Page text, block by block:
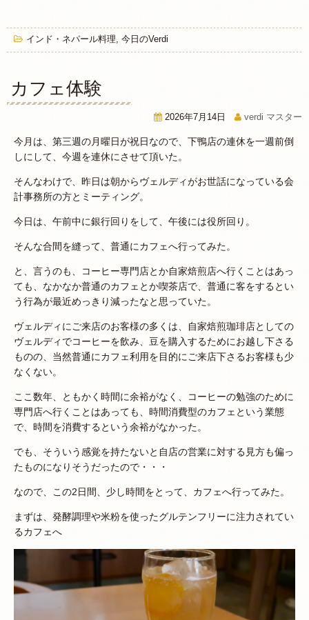
インド・ネパール料理, 今日のVerdi
カフェ体験
2026年7月14日 verdi マスター
今月は、第三週の月曜日が祝日なので、下鴨店の連休を一週前倒
しにして、今週を連休にさせて頂いた。
そんなわけで、昨日は朝からヴェルディがお世話になっている会
計事務所の方とミーティング。
今日は、午前中に銀行回りをして、午後には役所回り。
そんな合間を縫って、普通にカフェへ行ってみた。
と、言うのも、コーヒー専門店とか自家焙煎店へ行くことはあっ
ても、なかなか普通のカフェとか喫茶店で、普通に客をするとい
う行為が最近めっきり減ったなと思っていた。
ヴェルディにご来店のお客様の多くは、自家焙煎珈琲店としての
ヴェルディでコーヒーを飲み、豆を購入するためにお越し下さる
ものの、当然普通にカフェ利用を目的にご来店下さるお客様も少
なくない。
ここ数年、ともかく時間に余裕がなく、コーヒーの勉強のために
専門店へ行くことはあっても、時間消費型のカフェという業態
で、時間を消費するという余裕がなかった。
でも、そういう感覚を持たないと自店の営業に対する見方も偏っ
たものになりそうだったので・・・
なので、この2日間、少し時間をとって、カフェへ行ってみた。
まずは、発酵調理や米粉を使ったグルテンフリーに注力されてい
るカフェへ